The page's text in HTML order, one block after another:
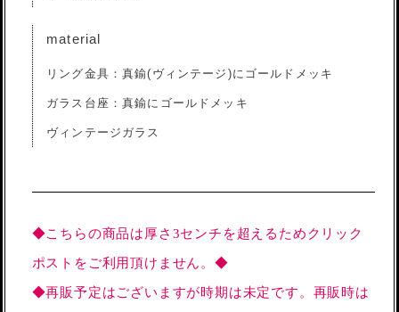
material
リング金具：真鍮(ヴィンテージ)にゴールドメッキ
ガラス台座：真鍮にゴールドメッキ
ヴィンテージガラス
◆こちらの商品は厚さ3センチを超えるためクリック
ポストをご利用頂けません。◆
◆再販予定はございますが時期は未定です。再販時は